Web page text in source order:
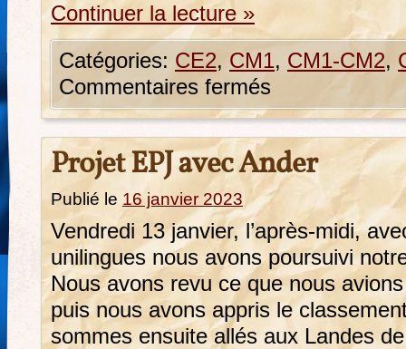
Continuer la lecture »
Catégories: CE2, CM1, CM1-CM2,
Commentaires fermés
Projet EPJ avec Ander
Publié le 16 janvier 2023
Vendredi 13 janvier, l’après-midi,
unilingues nous avons poursuivi
Nous avons revu ce que nous
puis nous avons appris le
sommes ensuite allés aux Landes